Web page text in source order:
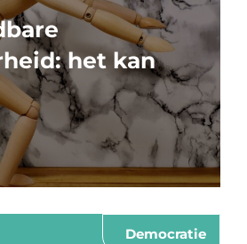
het kan
Democratie